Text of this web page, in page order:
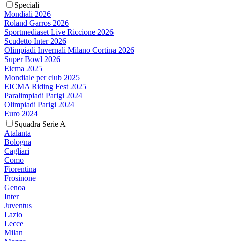
Speciali
Mondiali 2026
Roland Garros 2026
Sportmediaset Live Riccione 2026
Scudetto Inter 2026
Olimpiadi Invernali Milano Cortina 2026
Super Bowl 2026
Eicma 2025
Mondiale per club 2025
EICMA Riding Fest 2025
Paralimpiadi Parigi 2024
Olimpiadi Parigi 2024
Euro 2024
Squadra Serie A
Atalanta
Bologna
Cagliari
Como
Fiorentina
Frosinone
Genoa
Inter
Juventus
Lazio
Lecce
Milan